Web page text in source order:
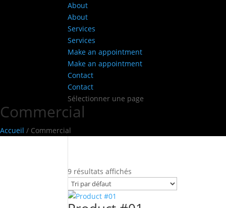
About
About
Services
Services
Make an appointment
Make an appointment
Contact
Contact
Sélectionner une page
Commercial
Accueil / Commercial
9 résultats affichés